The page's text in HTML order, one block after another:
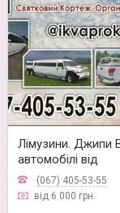
Лімузини. Джипи
автомобілі від
"ікваПрокат"
(067) 405-53-55
від 6 000 грн.